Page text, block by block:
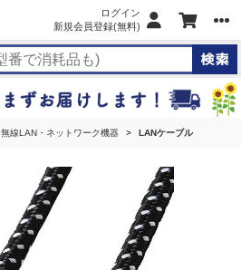
ログイン
新規会員登録(無料)
無線LAN・ネットワーク機器 LANケーブル